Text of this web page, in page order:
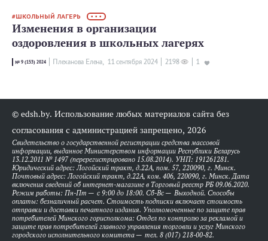
ШКОЛЬНЫЙ ЛАГЕРЬ • • •
Изменения в организации
оздоровления в школьных лагерях
№ 9 (153) 2024 Плеханова Елена, 11 сентября 2024 2198 1
© edsh.by. Использование любых материалов сайта без
согласования с администрацией запрещено, 2026
Свидетельство о государственной регистрации средства массовой
информации, выданное Министерством информации Республики Беларусь
13.12.2011 № 1497 (перерегистрировано 15.08.2014). УНП: 191261281.
Юридический адрес: Логойский тракт, д.22А, пом. 57, 220090, г. Минск.
Почтовый адрес: Логойский тракт, д.22А, ком. 406, 220090, г. Минск. Дата
включения сведений об интернет-магазине в Торговый реестр РБ 09.06.2020.
Режим работы: Пн-Пт — с 9:00 до 18:00. Сб-Вс — Выходной. Способы
оплаты: безналичный расчет. Стоимость подписки включает стоимость
отправки и доставки печатного издания. Уполномоченные по защите прав
потребителей Минского горисполкома: Отдел по контролю за рекламой и
защите прав потребителей главного управления торговли и услуг Минского
городского исполнительного комитета — тел. 8 (017) 218-00-82.